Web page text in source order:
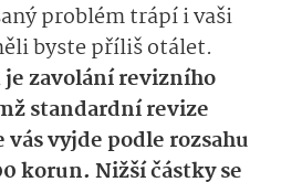
problém trápí i vaši
byste příliš otálet.
zavolání revizního
standardní revize
vyjde podle rozsahu
korun. Nižší částky se